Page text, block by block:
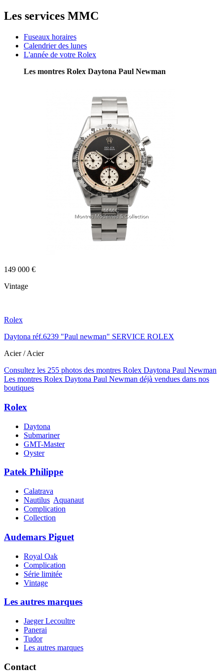
Les services MMC
Fuseaux horaires
Calendrier des lunes
L'année de votre Rolex
Les montres Rolex Daytona Paul Newman
149 000 €
Vintage
Rolex
Daytona réf.6239 "Paul newman" SERVICE ROLEX
Acier / Acier
Consultez les 255 photos des montres Rolex Daytona Paul Newman
Les montres Rolex Daytona Paul Newman déjà vendues dans nos
boutiques
Rolex
Daytona
Submariner
GMT-Master
Oyster
Patek Philippe
Calatrava
Nautilus Aquanaut
Complication
Collection
Audemars Piguet
Royal Oak
Complication
Série limitée
Vintage
Les autres marques
Jaeger Lecoultre
Panerai
Tudor
Les autres marques
Contact